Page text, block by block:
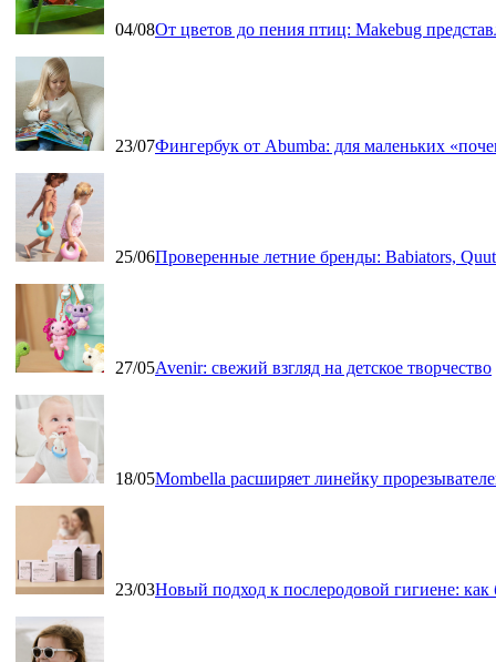
04/08От цветов до пения птиц: Makebug
23/07Фингербук от Abumba: для маленьких
25/06Проверенные летние бренды: Babiators,
27/05Avenir: свежий взгляд на детское творчество
18/05Mombella расширяет линейку
23/03Новый подход к послеродовой гигиене: